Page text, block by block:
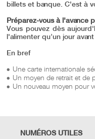
billets et banque. C'est à
Préparez-vous à l'avance
Vous pouvez dès
l'alimenter qu’un jour
En bref
Une carte internationale
Un moyen de retrait et de
Un nouveau moyen pour
NUMÉROS UTILES